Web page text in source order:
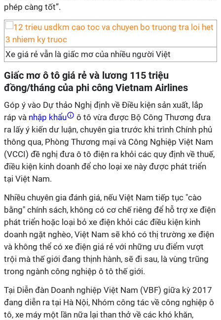
phép càng tốt”.
Xe giá rẻ vẫn là giấc mơ của nhiều người Việt
Giấc mơ ô tô giá rẻ và lương 115 triệu
đồng/tháng của phi công Vietnam Airlines
Góp ý vào Dự thảo Nghị định về Điều kiện sản xuất, lắp
ráp và nhập khẩu
ô tô vừa được Bộ Công Thương đưa
ra lấy ý kiến dư luận, chuyên gia trước khi trình Chính phủ
thông qua, Phòng Thương mại và Công Nghiệp Việt Nam
(VCCI) đề nghị đưa ô tô điện ra khỏi các quy định về thuế,
điều kiện kinh doanh để cho loại xe này được phát triển
tại Việt Nam.
Nhiều chuyên gia đánh giá, nếu Việt Nam tiếp tục "cào
bằng" chính sách, không có cơ chế riêng để hỗ trợ xe điện
phát triển hoặc loại bỏ xe điện khỏi các điều kiện kinh
doanh ngặt nghèo, Việt Nam sẽ khó có thị trường xe điện
và không thể có xe điện giá rẻ với những ưu điểm vượt
trội mà thế giới đang thịnh hành, sẽ đi sau, là vùng trũng
trong ngành công nghiệp ô tô thế giới.
Tại Diễn đàn Doanh nghiệp Việt Nam (VBF) giữa kỳ 2017
đang diễn ra tại Hà Nội, Nhóm công tác về công nghiệp ô
tô, xe máy một lần nữa lại than thở về các khó khăn,